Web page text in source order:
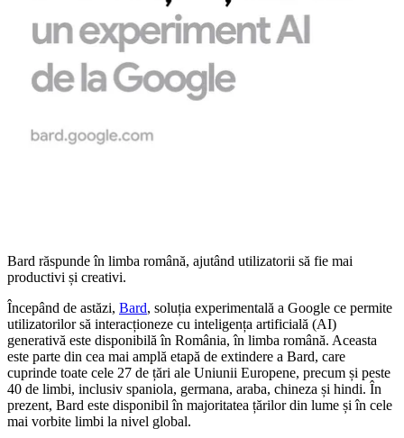
Bard răspunde în limba română, ajutând utilizatorii să fie mai
productivi și creativi.
Începând de astăzi, Bard, soluția experimentală a Google ce permite
utilizatorilor să interacționeze cu inteligența artificială (AI)
generativă este disponibilă în România, în limba română. Aceasta
este parte din cea mai amplă etapă de extindere a Bard, care
cuprinde toate cele 27 de țări ale Uniunii Europene, precum și peste
40 de limbi, inclusiv spaniola, germana, araba, chineza și hindi. În
prezent, Bard este disponibil în majoritatea țărilor din lume și în cele
mai vorbite limbi la nivel global.